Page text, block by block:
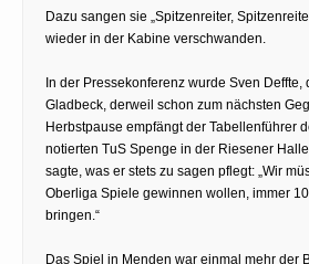
Dazu sangen sie „Spitzenreiter,
wieder in der Kabine verschwanden.
In der Pressekonferenz wurde Sven Deffte,
Gladbeck, derweil schon zum nächsten
Herbstpause empfängt der Tabellenführer
notierten TuS Spenge in der Riesener
sagte, was er stets zu sagen pflegt: „Wir
Oberliga Spiele gewinnen wollen, immer
bringen.“
Das Spiel in Menden war einmal mehr der